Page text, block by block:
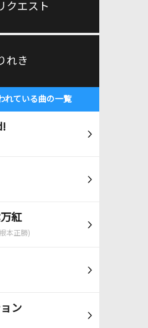
クエスト
れき
れている曲の一覧
紅
本正勝)
ン